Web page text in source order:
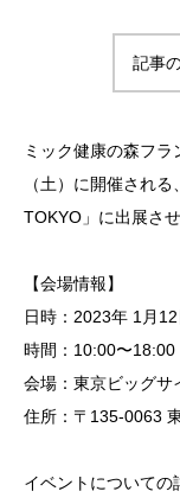
記事
ミック健康の森フ
（土）に開催され
TOKYO」に出展さ
【会場情報】
日時：2023年 1月
時間：10:00〜18:00
会場：東京ビッグサ
住所：〒135-0063
イベントについての